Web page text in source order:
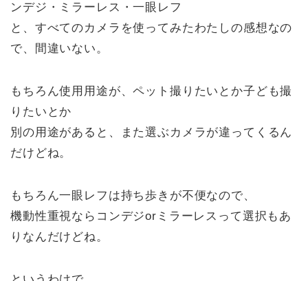
ンデジ・ミラーレス・一眼レフ
と、すべてのカメラを使ってみたわたしの感想なの
で、間違いない。
もちろん使用用途が、ペット撮りたいとか子ども撮
りたいとか
別の用途があると、また選ぶカメラが違ってくるん
だけどね。
もちろん一眼レフは持ち歩きが不便なので、
機動性重視ならコンデジorミラーレスって選択もあ
りなんだけどね。